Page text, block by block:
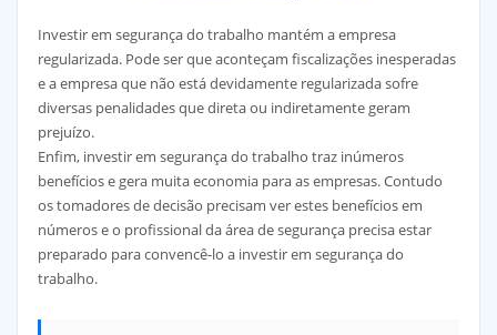
Investir em segurança do trabalho mantém a empresa
regularizada. Pode ser que aconteçam fiscalizações inesperadas
e a empresa que não está devidamente regularizada sofre
diversas penalidades que direta ou indiretamente geram
prejuízo.
Enfim, investir em segurança do trabalho traz inúmeros
benefícios e gera muita economia para as empresas. Contudo
os tomadores de decisão precisam ver estes benefícios em
números e o profissional da área de segurança precisa estar
preparado para convencê-lo a investir em segurança do
trabalho.